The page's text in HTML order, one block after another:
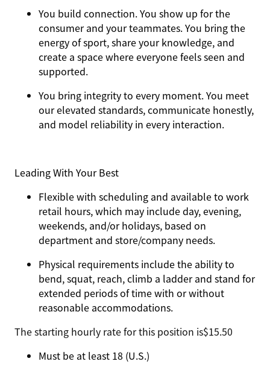
You build connection. You show up for the
consumer and your teammates. You bring the
energy of sport, share your knowledge, and
create a space where everyone feels seen and
supported.
You bring integrityto every moment. You meet
our elevated standards, communicate honestly,
and model reliability in every interaction.
Leading With Your Best
Flexible with scheduling and available to work
retail hours, which may include day, evening,
weekends, and/or holidays, based on
department and store/company needs.
Physical requirements include the ability to
bend, squat, reach, climb a ladder and stand for
extended periods of time with or without
reasonable accommodations.
The starting hourly rate for this position isㅤ$15.50
Must be at least 18 (U.S.)